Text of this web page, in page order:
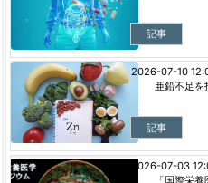
記事
亜鉛不足を
記事
2026-07-10
「国際栄
2026-07-03